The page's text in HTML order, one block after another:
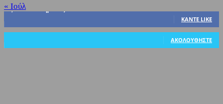
« Ιούλ
3,822
ΚΆΝΤΕ LIKE
318 Ακόλουθοι
ΑΚΟΛΟΥΘΉΣΤΕ